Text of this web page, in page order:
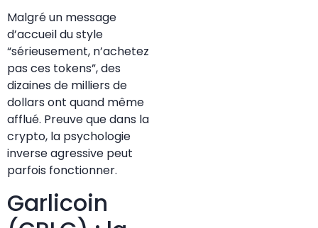
Malgré un message
d’accueil du style
“sérieusement, n’achetez
pas ces tokens”, des
dizaines de milliers de
dollars ont quand même
afflué. Preuve que dans la
crypto, la psychologie
inverse agressive peut
parfois fonctionner.
Garlicoin